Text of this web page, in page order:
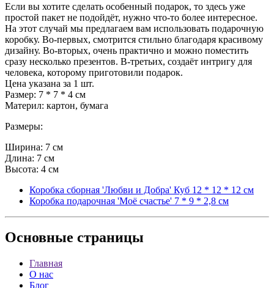
Если вы хотите сделать особенный подарок, то здесь уже
простой пакет не подойдёт, нужно что-то более интересное.
На этот случай мы предлагаем вам использовать подарочную
коробку. Во-первых, смотрится стильно благодаря красивому
дизайну. Во-вторых, очень практично и можно поместить
сразу несколько презентов. В-третьих, создаёт интригу для
человека, которому приготовили подарок.
Цена указана за 1 шт.
Размер: 7 * 7 * 4 см
Материл: картон, бумага
Размеры:
Ширина: 7 см
Длина: 7 см
Высота: 4 см
Коробка сборная 'Любви и Добра' Куб 12 * 12 * 12 см
Коробка подарочная 'Моё счастье' 7 * 9 * 2,8 см
Основные страницы
Главная
О нас
Блог